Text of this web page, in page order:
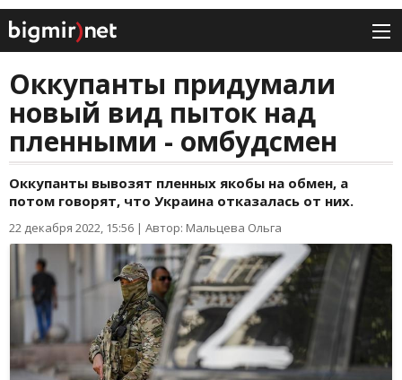
Оккупанты придумали
новый вид пыток над
пленными - омбудсмен
Оккупанты вывозят пленных якобы на обмен, а
потом говорят, что Украина отказалась от них.
22 декабря 2022, 15:56 | Автор: Мальцева Ольга